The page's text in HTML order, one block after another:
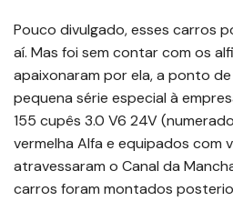
Pouco divulgado, esses carros
aí. Mas foi sem contar com os
apaixonaram por ela, a ponto
pequena série especial à
155 cupês 3.0 V6 24V
vermelha Alfa e equipados com
atravessaram o Canal da
carros foram montados